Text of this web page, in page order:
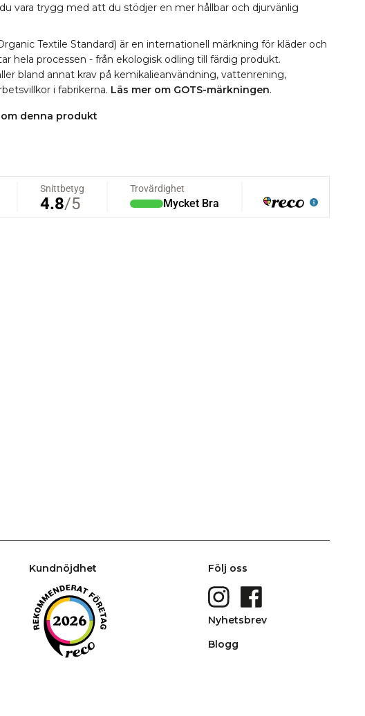
vara trygg med att du stödjer en mer hållbar och djurvänlig
Textile Standard) är en internationell märkning för kläder och
hela processen - från ekologisk odling till färdig produkt.
bland annat krav på kemikalieanvändning, vattenrening,
i fabrikerna. Läs mer om GOTS-märkningen.
denna produkt
Kundnöjdhet Följ oss
Nyhetsbrev
Blogg